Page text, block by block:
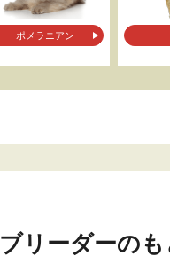
ポメラニアン
ブリーダーの